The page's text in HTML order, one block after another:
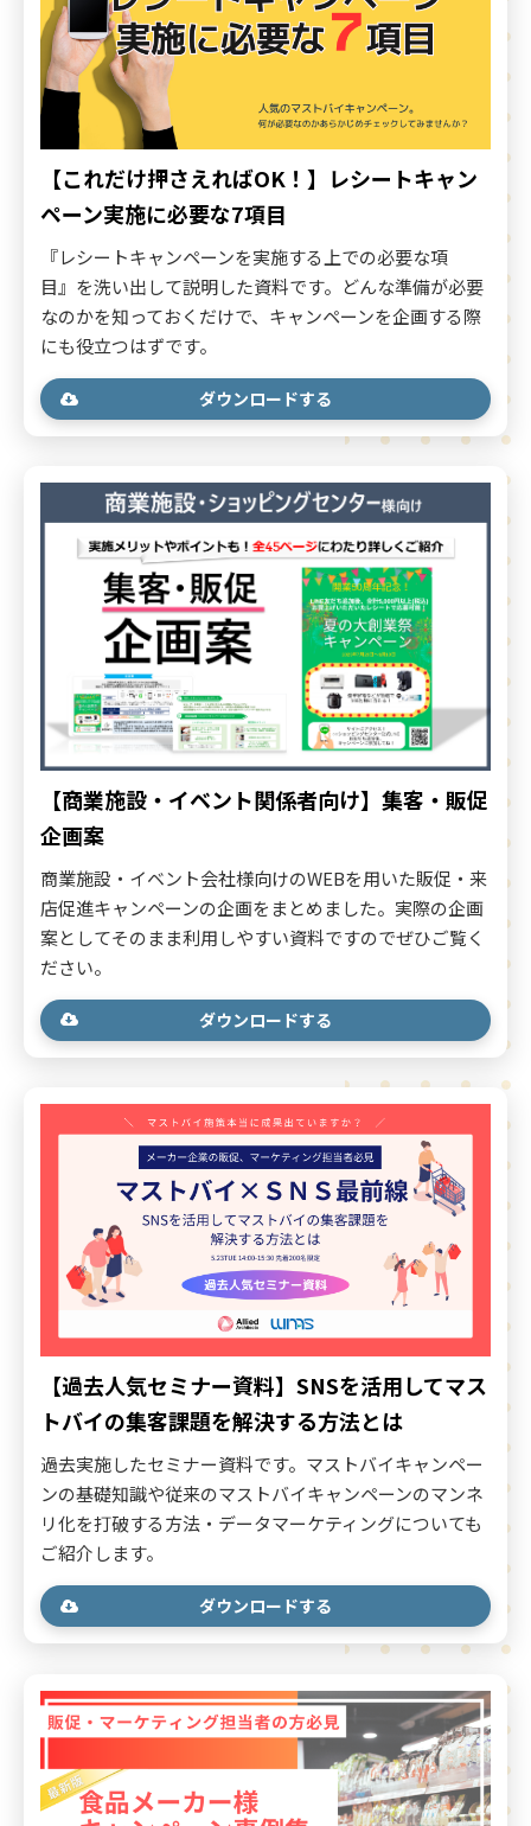
【これだけ押さえればOK！】レシートキャン
ペーン実施に必要な7項目
『レシートキャンペーンを実施する上での必要な項
目』 を洗い出して説明した資料です。どんな準備が必要
なのかを知っておくだけで、キャンペーンを企画する際
にも役立つはずです。
ダウンロードする
【商業施設・イベント関係者向け】集客・販促
企画案
商業施設・イベント会社様向けのWEBを用いた販促・来
店促進キャンペーンの企画をまとめました。実際の企画
案としてそのまま利用しやすい資料ですのでぜひご覧く
ださい。
ダウンロードする
【過去人気セミナー資料】SNSを活用してマス
トバイの集客課題を解決する方法とは
過去実施したセミナー資料です。マストバイキャンペー
ンの基礎知識や従来のマストバイキャンペーンのマンネ
リ化を打破する方法・データマーケティングについても
ご紹介します。
ダウンロードする